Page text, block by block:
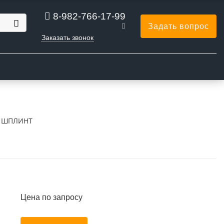
8-982-766-17-99
Заказать звонок
Задать вопрос
ШПЛИНТ
Цена по запросу